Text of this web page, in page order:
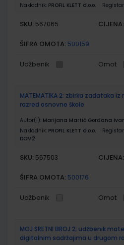
Nakladnik: PROFIL KLETT d.o.o.
SKU: 567065 CIJENA:
ŠIFRA OMOTA: 500159
Udžbenik Omot
MATEMATIKA 2; zbirka zadataka
razred osnovne škole
Autor(i): Marijana Martić Gordana
Nakladnik: PROFIL KLETT d.o.o.
DOM2
SKU: 567503 CIJENA:
ŠIFRA OMOTA: 500176
Udžbenik Omot
MOJ SRETNI BROJ 2; udžbenik
digitalnim sadržajima u drugom